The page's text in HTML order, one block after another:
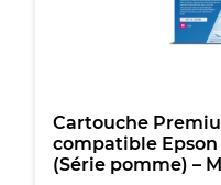
Cartouche
compatible Epson
(Série pomme) –